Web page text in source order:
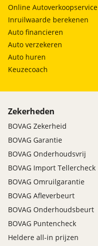
Online Autoverkoopservice
Inruilwaarde berekenen
Auto financieren
Auto verzekeren
Auto huren
Keuzecoach
Zekerheden
BOVAG Zekerheid
BOVAG Garantie
BOVAG Onderhoudsvrij
BOVAG Import Tellercheck
BOVAG Omruilgarantie
BOVAG Afleverbeurt
BOVAG Onderhoudsbeurt
BOVAG Puntencheck
Heldere all-in prijzen